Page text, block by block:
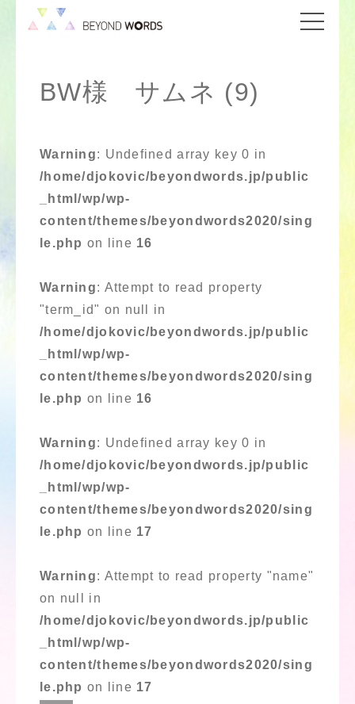
BW様 サムネ (9)
Warning: Undefined array key 0 in
/home/djokovic/beyondwords.jp/public
_html/wp/wp-
content/themes/beyondwords2020/sing
le.php on line 16
Warning: Attempt to read property
"term_id" on null in
/home/djokovic/beyondwords.jp/public
_html/wp/wp-
content/themes/beyondwords2020/sing
le.php on line 16
Warning: Undefined array key 0 in
/home/djokovic/beyondwords.jp/public
_html/wp/wp-
content/themes/beyondwords2020/sing
le.php on line 17
Warning: Attempt to read property "name"
on null in
/home/djokovic/beyondwords.jp/public
_html/wp/wp-
content/themes/beyondwords2020/sing
le.php on line 17